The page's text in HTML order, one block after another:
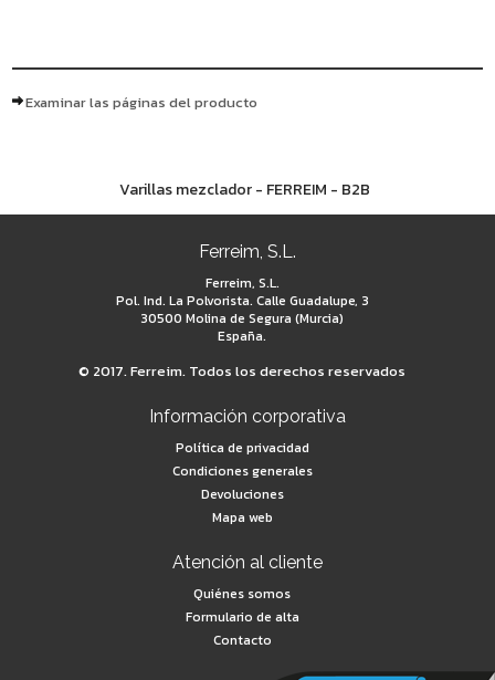
Examinar las páginas del producto
Varillas mezclador - FERREIM - B2B
Ferreim, S.L.
Ferreim, S.L.
Pol. Ind. La Polvorista. Calle Guadalupe, 3
30500 Molina de Segura (Murcia)
España.
© 2017. Ferreim. Todos los derechos reservados
Información corporativa
Política de privacidad
Condiciones generales
Devoluciones
Mapa web
Atención al cliente
Quiénes somos
Formulario de alta
Contacto